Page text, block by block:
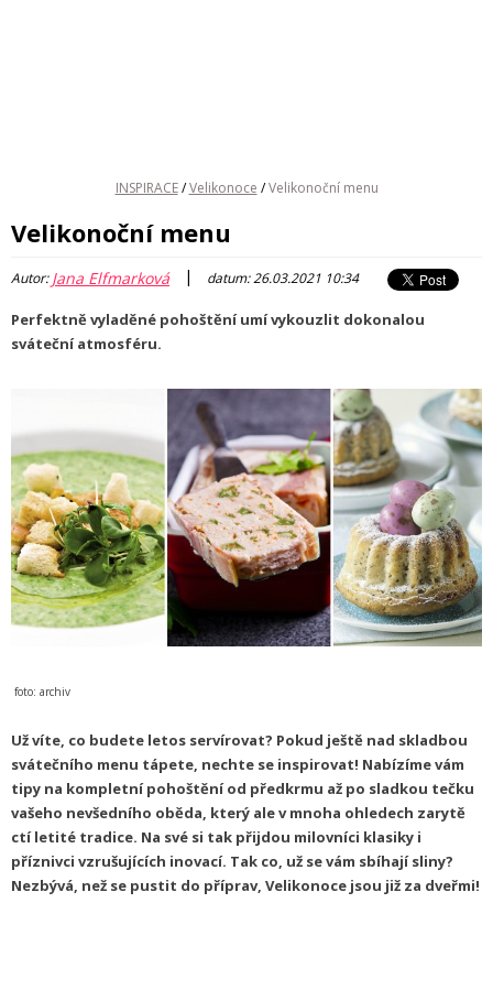
INSPIRACE / Velikonoce / Velikonoční menu
Velikonoční menu
Autor:Jana Elfmarková | datum: 26.03.2021 10:34
Perfektně vyladěné pohoštění umí vykouzlit dokonalou
sváteční atmosféru.
foto: archiv
Už víte, co budete letos servírovat? Pokud ještě nad skladbou
svátečního menu tápete, nechte se inspirovat! Nabízíme vám
tipy na kompletní pohoštění od předkrmu až po sladkou tečku
vašeho nevšedního oběda, který ale v mnoha ohledech zarytě
ctí letité tradice. Na své si tak přijdou milovníci klasiky i
příznivci vzrušujících inovací. Tak co, už se vám sbíhají sliny?
Nezbývá, než se pustit do příprav, Velikonoce jsou již za dveřmi!